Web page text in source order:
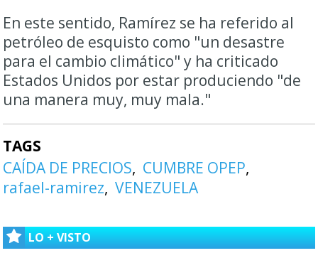
En este sentido, Ramírez se ha referido al
petróleo de esquisto como "un desastre
para el cambio climático" y ha criticado
Estados Unidos por estar produciendo "de
una manera muy, muy mala."
TAGS
CAÍDA DE PRECIOS
CUMBRE OPEP
rafael-ramirez VENEZUELA
LO + VISTO